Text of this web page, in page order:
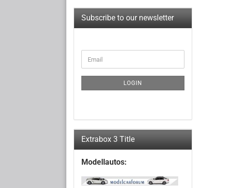
Subscribe to our newsletter
TO
SUBSCRIPTION
PAGE
Email
LOGIN
Extrabox 3 Title
Modellautos: